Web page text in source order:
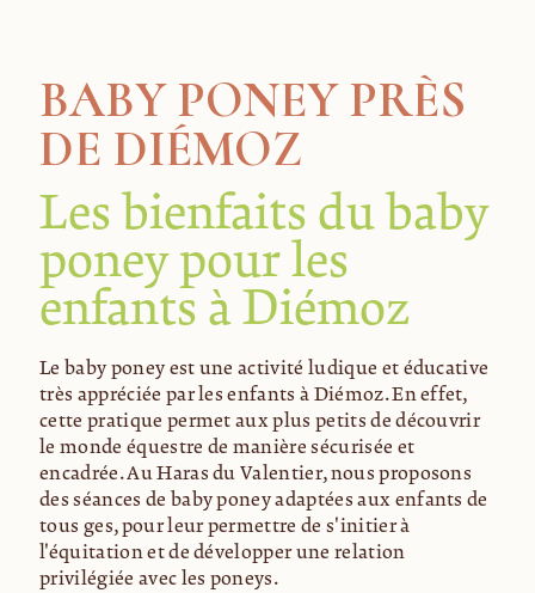
BABY PONEY PRÈS
DE DIÉMOZ
Les bienfaits du baby
poney pour les
enfants à Diémoz
Le baby poney est une activité ludique et éducative
très appréciée par les enfants à Diémoz. En effet,
cette pratique permet aux plus petits de découvrir
le monde équestre de manière sécurisée et
encadrée. Au Haras du Valentier, nous proposons
des séances de baby poney adaptées aux enfants de
tous âges, pour leur permettre de s'initier à
l'équitation et de développer une relation
privilégiée avec les poneys.